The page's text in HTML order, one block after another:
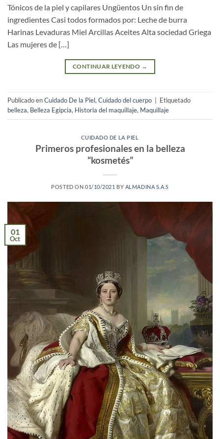
Tónicos de la piel y capilares Ungüentos Un sin fin de
ingredientes Casi todos formados por: Leche de burra
Harinas Levaduras Miel Arcillas Aceites Alta sociedad Griega
Las mujeres de […]
CONTINUAR LEYENDO →
Publicado enCuidado De la Piel, Cuidado del cuerpo
Etiquetado
belleza, Belleza Egipcia, Historia del maquillaje, Maquillaje
CUIDADO DE LA PIEL
Primeros profesionales en la belleza
“kosmetés”
POSTED ON 01/10/2021 BY ALMADINA S.A.S
01
Oct